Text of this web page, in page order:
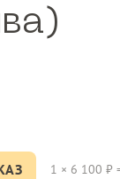
1 × 6 100 ₽